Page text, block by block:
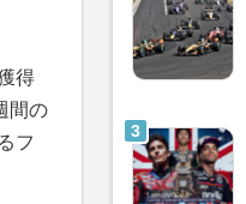
得
間の
フ